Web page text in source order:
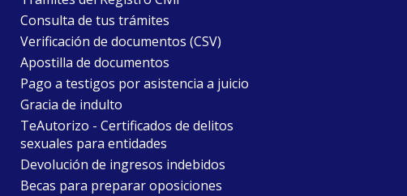
Consulta de tus trámites
Verificación de documentos (CSV)
Apostilla de documentos
Pago a testigos por asistencia a juicio
Gracia de indulto
TeAutorizo - Certificados de delitos
sexuales para entidades
Devolución de ingresos indebidos
Becas para preparar oposiciones